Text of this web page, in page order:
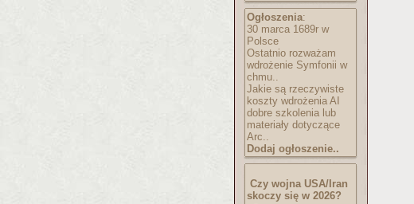
Ogłoszenia:
30 marca 1689r w
Polsce
Ostatnio rozważam
wdrożenie Symfonii w
chmu..
Jakie są rzeczywiste
koszty wdrożenia AI
dobre szkolenia lub
materiały dotyczące
Arc..
Dodaj ogłoszenie..
Czy wojna USA/Iran
skoczy się w 2026?